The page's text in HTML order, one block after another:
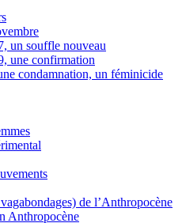
un souffle nouveau
une confirmation
condamnation, un féminicide
de l’Anthropocène
Anthropocène